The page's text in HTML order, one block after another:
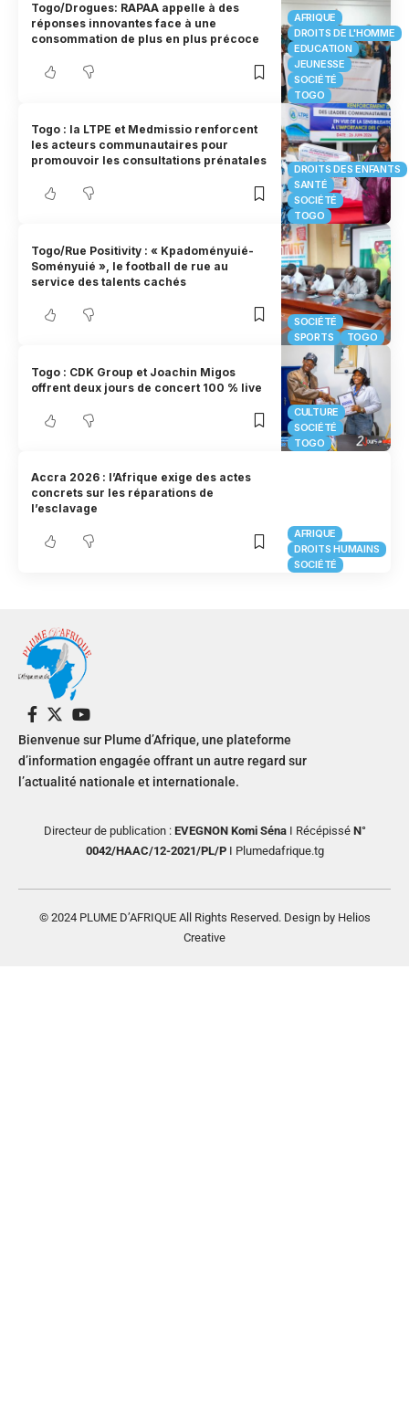
AFRIQUE
DROITS DE L'HOMME
EDUCATION
JEUNESSE
SOCIÉTÉ
TOGO
Togo/Drogues: RAPAA appelle à des
réponses innovantes face à une
consommation de plus en plus précoce
DROITS DES ENFANTS
SANTÉ
SOCIÉTÉ
TOGO
Togo : la LTPE et Medmissio renforcent
les acteurs communautaires pour
promouvoir les consultations prénatales
SOCIÉTÉ
SPORTS
TOGO
Togo/Rue Positivity : « Kpadoményuié-
Soményuié », le football de rue au
service des talents cachés
CULTURE
SOCIÉTÉ
TOGO
Togo : CDK Group et Joachin Migos
offrent deux jours de concert 100 % live
AFRIQUE
DROITS HUMAINS
SOCIÉTÉ
Accra 2026 : l’Afrique exige des actes
concrets sur les réparations de
l’esclavage
Bienvenue sur Plume d’Afrique, une plateforme
d’information engagée offrant un autre regard sur
l’actualité nationale et internationale.
Directeur de publication : EVEGNON Komi SénaI RécépisséN°
0042/HAAC/12-2021/PL/PI Plumedafrique.tg
© 2024 PLUME D’AFRIQUE All Rights Reserved. Design by Helios
Creative